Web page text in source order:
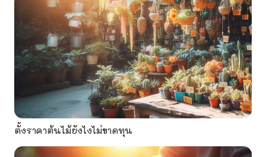
ตั้งราคาต้นไม้ยังไงไม่ขาดทุน